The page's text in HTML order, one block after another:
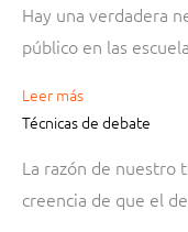
Hay una verdadera
público en las
Leer más
Técnicas de debate
La razón de nuestro
creencia de que el